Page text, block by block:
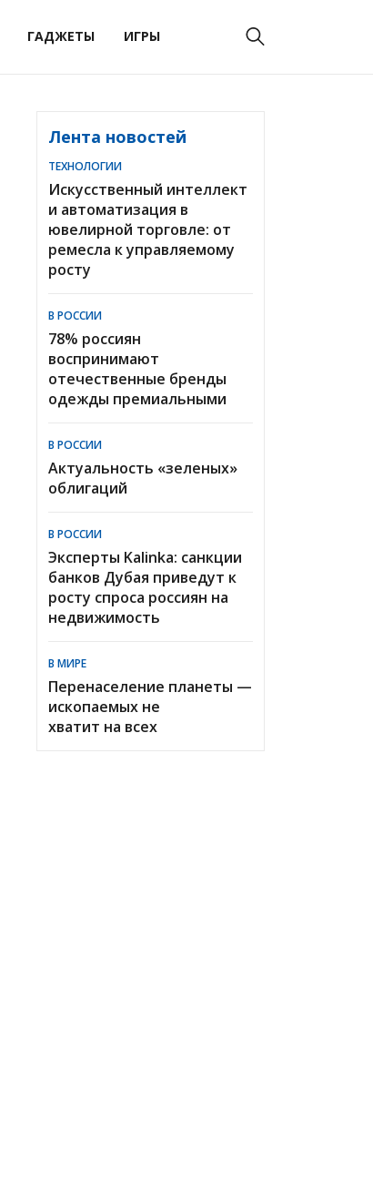
ГАДЖЕТЫ ИГРЫ
Лента новостей
ТЕХНОЛОГИИ
Искусственный интеллект
и автоматизация в
ювелирной торговле: от
ремесла к управляемому
росту
В РОССИИ
78% россиян
воспринимают
отечественные бренды
одежды премиальными
В РОССИИ
Актуальность «зеленых»
облигаций
В РОССИИ
Эксперты Kalinka: санкции
банков Дубая приведут к
росту спроса россиян на
недвижимость
В МИРЕ
Перенаселение планеты —
ископаемых не
хватит на всех